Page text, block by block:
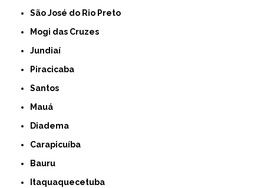
São José do Rio Preto
Mogi das Cruzes
Jundiaí
Piracicaba
Santos
Mauá
Diadema
Carapicuíba
Bauru
Itaquaquecetuba